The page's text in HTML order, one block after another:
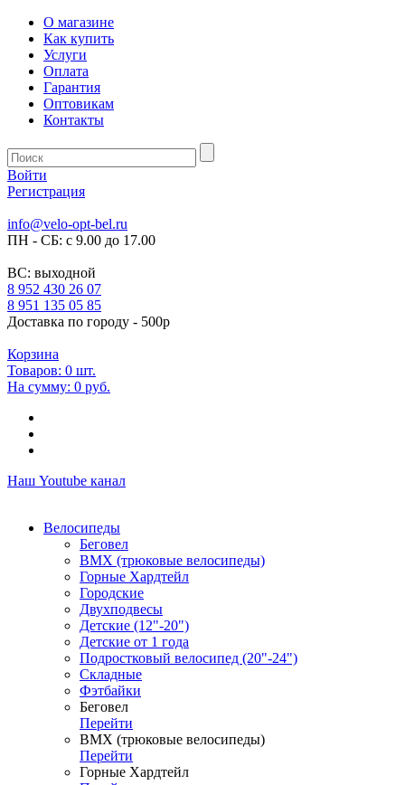
О магазине
Как купить
Услуги
Оплата
Гарантия
Оптовикам
Контакты
Войти
Регистрация
info@velo-opt-bel.ru
ПН - СБ: с 9.00 до 17.00
ВС: выходной
8 952 430 26 07
8 951 135 05 85
Доставка по городу - 500р
Корзина
Товаров: 0 шт.
На сумму: 0 руб.
Наш Youtube канал
Велосипеды
Беговел
ВМХ (трюковые велосипеды)
Горные Хардтейл
Городские
Двухподвесы
Детские (12"-20")
Детские от 1 года
Подростковый велосипед (20"-24")
Складные
Фэтбайки
Беговел
Перейти
ВМХ (трюковые велосипеды)
Перейти
Горные Хардтейл